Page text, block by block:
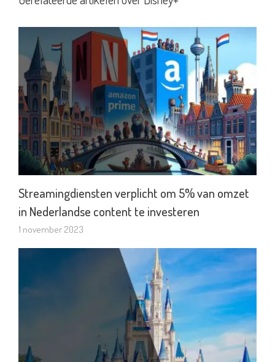
Streamingdiensten verplicht om 5% van omzet
in Nederlandse content te investeren
1 november 2023